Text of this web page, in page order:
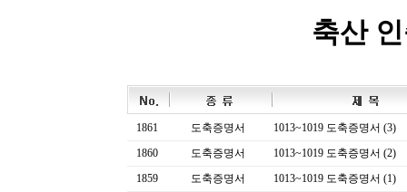
축산
1861 도축증명서
1013~1019 도축증명서 (3)
1860
도축증명서
1013~1019 도축증명서 (2)
1859
도축증명서
1013~1019 도축증명서 (1)